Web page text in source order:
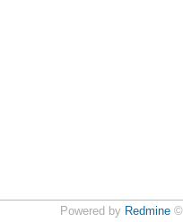
Powered by Redmine©